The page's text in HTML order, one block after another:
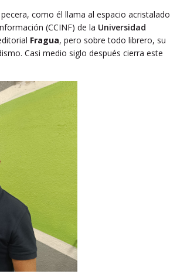
como él llama al espacio acristalado
(CCINF) de la Universidad
Fragua, pero sobre todo librero, su
Casi medio siglo después cierra este